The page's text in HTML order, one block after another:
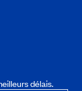
délais.